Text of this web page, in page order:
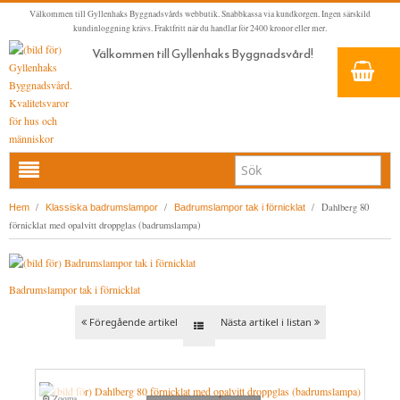
Välkommen till Gyllenhaks Byggnadsvårds webbutik. Snabbkassa via kundkorgen. Ingen särskild
kundinloggning krävs. Fraktfritt när du handlar för 2400 kronor eller mer.
Välkommen till Gyllenhaks Byggnadsvård!
HEM
NYA PRODUKTER
LINOLJEFÄRG & SLAMFÄRG MED MERA
LINOLJEFÄRGER
VITA KULÖRER
GULA KULÖRER
MATTA LINOLJEFÄRGER
KONSTNÄRSFÄRGER
KLASSISKA KLÄDER
RESISTANT WORK WEAR
VÄSTAR
BADRUM & KÖK (KRANAR & PORSLIN)
TVÄTTSTÄLLSBLANDARE
DÖRRHANDTAG MÄSSING (INNERDÖRR)
YTTERDÖRRSHANDTAG
Hem / Klassiska badrumslampor / Badrumslampor tak i förnicklat / Dahlberg 80
förnicklat med opalvitt droppglas (badrumslampa)
Badrumslampor tak i förnicklat
Föregående artikel Nästa artikel i listan